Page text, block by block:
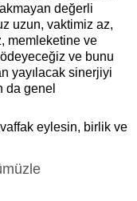
değerli
uzun, vaktimiz az,
memleketine ve
ve bunu
yayılacak sinerjiyi
da genel
eylesin, birlik ve